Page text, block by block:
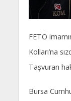
FETÖ
Kolları’na
Taşvuran
Bursa